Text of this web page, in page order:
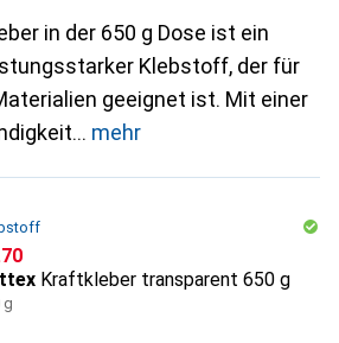
in der 650 g Dose ist ein
Klebstoff, der für
geeignet ist. Mit einer
mehr
Kraftkleber transparent 650 g
g